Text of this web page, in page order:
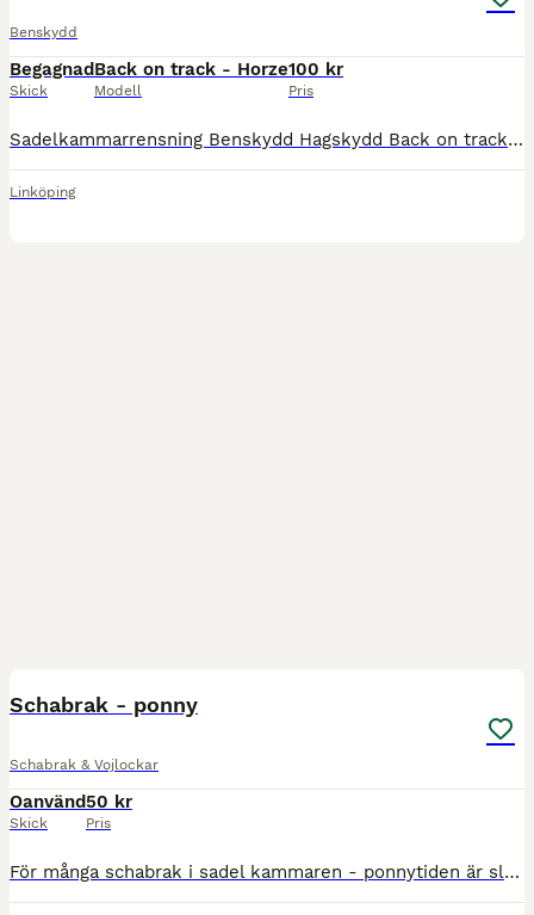
Benskydd
Begagnad
Skick
Back on track - Horze
Modell
100 kr
Pris
Sadelkammarrensning Benskydd Hagskydd Back on track damasker, vita, stl XL 300:- Benskydd Hagskydd med stöd för kotan, lila, stl XL, fyra stycken, 200:- Benskydd Hagskydd med stöd för kotan, röda,
Linköping
Schabrak - ponny
Schabrak & Vojlockar
Oanvänd
Skick
50 kr
Pris
För många schabrak i sadel kammaren - ponnytiden är slut. Finns i Linköping Stl ponny om inget annat anges Både nya och begagnade Trinity mörk marin, 250:- Trinity vitt, stl cob, 250:- HKM nytt,